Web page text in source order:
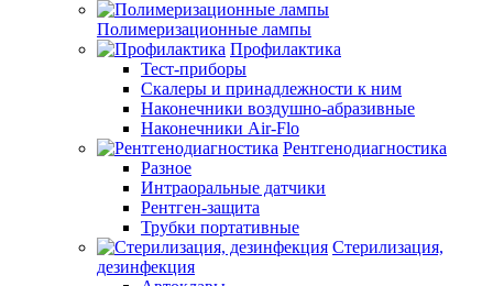
Полимеризационные лампы
Профилактика
Тест-приборы
Скалеры и принадлежности к ним
Наконечники воздушно-абразивные
Наконечники Air-Flo
Рентгенодиагностика
Разное
Интраоральные датчики
Рентген-защита
Трубки портативные
Стерилизация,
дезинфекция